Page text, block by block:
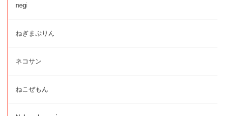
negi
ねぎまぷりん
ネコサン
ねこぜもん